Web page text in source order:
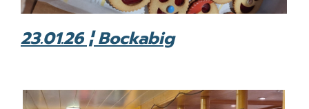
23.01.26 ¦ Bockabig